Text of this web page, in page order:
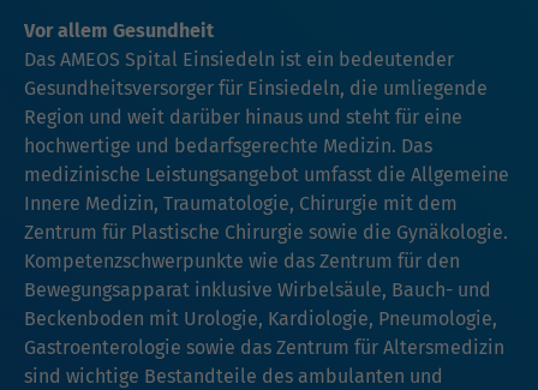
Vor allem Gesundheit
Das AMEOS Spital Einsiedeln ist ein bedeutender
Gesundheitsversorger für Einsiedeln, die umliegende
Region und weit darüber hinaus und steht für eine
hochwertige und bedarfsgerechte Medizin. Das
medizinische Leistungsangebot umfasst die Allgemeine
Innere Medizin, Traumatologie, Chirurgie mit dem
Zentrum für Plastische Chirurgie sowie die Gynäkologie.
Kompetenzschwerpunkte wie das Zentrum für den
Bewegungsapparat inklusive Wirbelsäule, Bauch- und
Beckenboden mit Urologie, Kardiologie, Pneumologie,
Gastroenterologie sowie das Zentrum für Altersmedizin
sind wichtige Bestandteile des ambulanten und